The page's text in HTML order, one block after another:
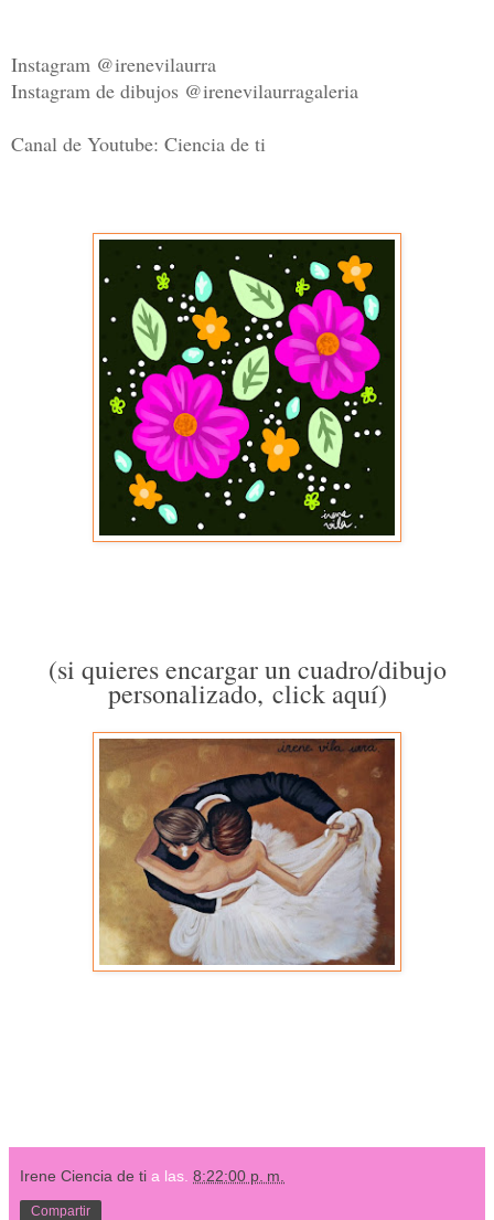
Instagram @irenevilaurra
Instagram de dibujos @irenevilaurragaleria
Canal de Youtube: Ciencia de ti
(si quieres encargar un cuadro/dibujo
personalizado, click aquí)
Irene Ciencia de ti a las. 8:22:00 p. m.
Compartir